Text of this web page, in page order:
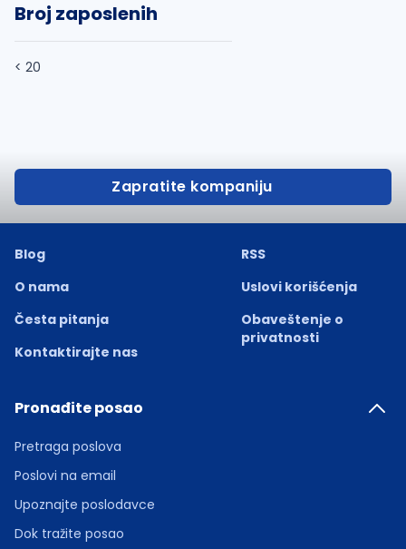
Broj zaposlenih
< 20
Zapratite kompaniju
Blog
O nama
Česta pitanja
Kontaktirajte nas
RSS
Uslovi korišćenja
Obaveštenje o
privatnosti
Pronađite posao
Pretraga poslova
Poslovi na email
Upoznajte poslodavce
Dok tražite posao